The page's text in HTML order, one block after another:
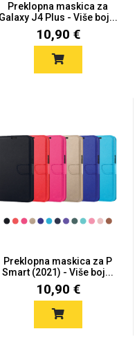
Preklopna maskica za
Galaxy J4 Plus - Više boj...
10,90 €
Preklopna maskica za P
Smart (2021) - Više boj...
10,90 €